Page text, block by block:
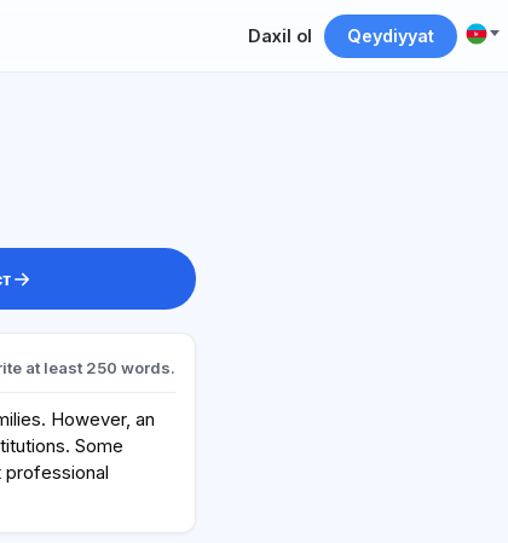
Daxil ol Qeydiyyat
at least 250 words.
However, an
Some
professional